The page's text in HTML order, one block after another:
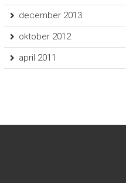
december 2013
oktober 2012
april 2011